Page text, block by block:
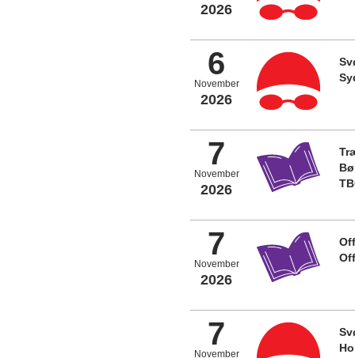
2026
6
November
2026
7
November
2026
7
November
2026
7
November